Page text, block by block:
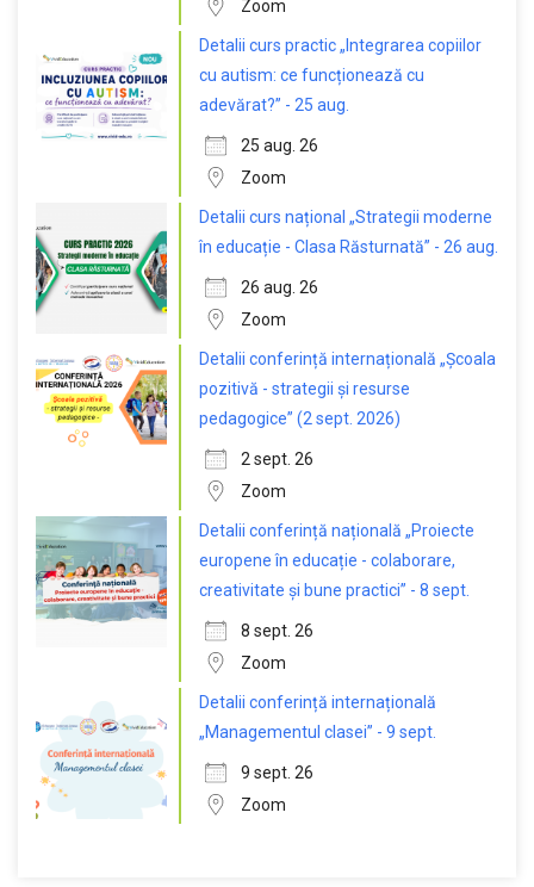
Zoom
Detalii curs practic „Integrarea copiilor
cu autism: ce funcționează cu
adevărat?” - 25 aug.
25 aug. 26
Zoom
Detalii curs național „Strategii moderne
în educație - Clasa Răsturnată” - 26 aug.
26 aug. 26
Zoom
Detalii conferință internațională „Școala
pozitivă - strategii și resurse
pedagogice” (2 sept. 2026)
2 sept. 26
Zoom
Detalii conferință națională „Proiecte
europene în educație - colaborare,
creativitate și bune practici” - 8 sept.
8 sept. 26
Zoom
Detalii conferință internațională
„Managementul clasei” - 9 sept.
9 sept. 26
Zoom